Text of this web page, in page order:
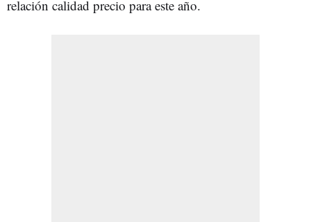
relación calidad precio para este año.